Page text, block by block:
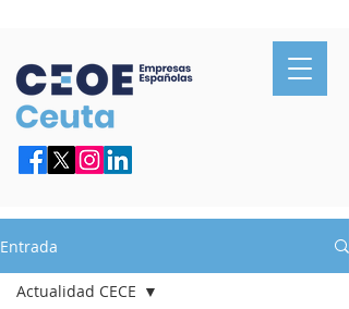
Entrada
Actualidad CECE